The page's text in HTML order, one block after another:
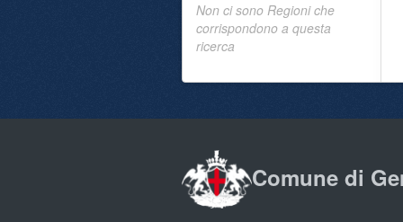
Non ci sono Regioni che
corrispondono a questa
ricerca
Comune di